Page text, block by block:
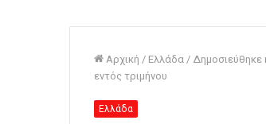
Αρχική / Ελλάδα / Δημοσιεύθηκε
εντός τριμήνου
Ελλάδα